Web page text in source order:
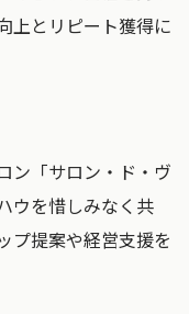
上とリピート獲得に
ン「サロン・ド・ヴ
ウを惜しみなく共
プ提案や経営支援を